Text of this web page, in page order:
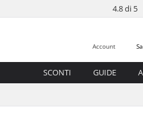
4.8 di 5
Account
SCONTI GUIDE